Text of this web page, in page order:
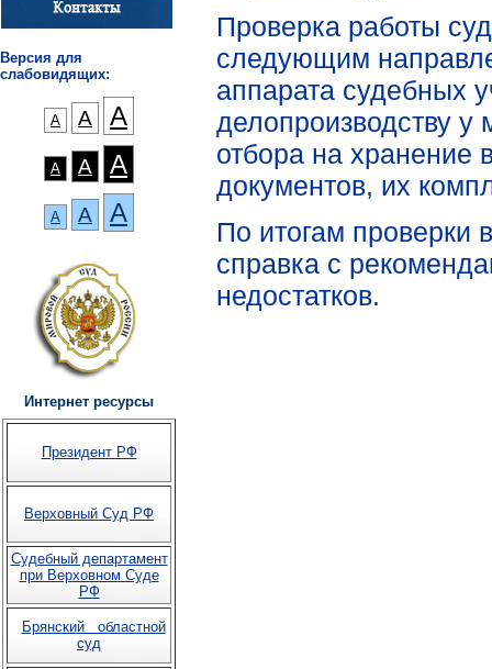
Версия для
слабовидящих:
А А А
А А А
А А А
Интернет ресурсы
Президент РФ
Верховный Суд РФ
Судебный департамент
при Верховном Суде
РФ
Брянский областной
суд
Проверка работы
следующим
аппарата судебных
делопроизводству у
отбора на хранение
документов, их
По итогам проверки
справка с
недостатков.